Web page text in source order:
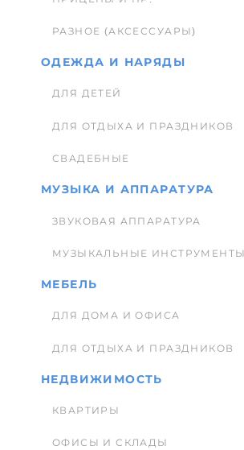
РАЗНОЕ (АКСЕССУАРЫ)
ОДЕЖДА И НАРЯДЫ
ДЛЯ ДЕТЕЙ
ДЛЯ ОТДЫХА И ПРАЗДНИКОВ
СВАДЕБНЫЕ
МУЗЫКА И АППАРАТУРА
ЗВУКОВАЯ АППАРАТУРА
МУЗЫКАЛЬНЫЕ ИНСТРУМЕНТЫ
МЕБЕЛЬ
ДЛЯ ДОМА И ОФИСА
ДЛЯ ОТДЫХА И ПРАЗДНИКОВ
НЕДВИЖИМОСТЬ
КВАРТИРЫ
ОФИСЫ И СКЛАДЫ